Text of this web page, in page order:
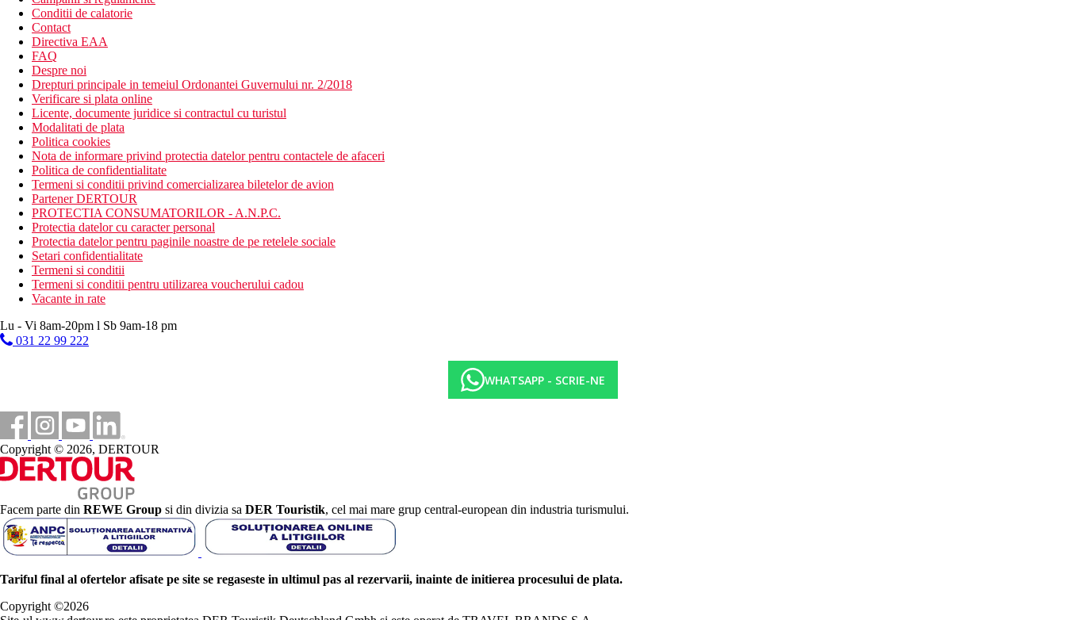
Conditii de calatorie
Contact
Directiva EAA
FAQ
Despre noi
Drepturi principale in temeiul Ordonantei Guvernului nr. 2/2018
Verificare si plata online
Licente, documente juridice si contractul cu turistul
Modalitati de plata
Politica cookies
Nota de informare privind protectia datelor pentru contactele de afaceri
Politica de confidentialitate
Termeni si conditii privind comercializarea biletelor de avion
Partener DERTOUR
PROTECTIA CONSUMATORILOR - A.N.P.C.
Protectia datelor cu caracter personal
Protectia datelor pentru paginile noastre de pe retelele sociale
Setari confidentialitate
Termeni si conditii
Termeni si conditii pentru utilizarea voucherului cadou
Vacante in rate
Lu - Vi 8am-20pm l Sb 9am-18 pm
031 22 99 222
WHATSAPP - SCRIE-NE
Copyright © 2026, DERTOUR
Facem parte din REWE Group si din divizia sa DER Touristik, cel mai mare grup central-european din industria turismului.
Tariful final al ofertelor afisate pe site se regaseste in ultimul pas al rezervarii, inainte de initierea procesului de plata.
Copyright ©2026